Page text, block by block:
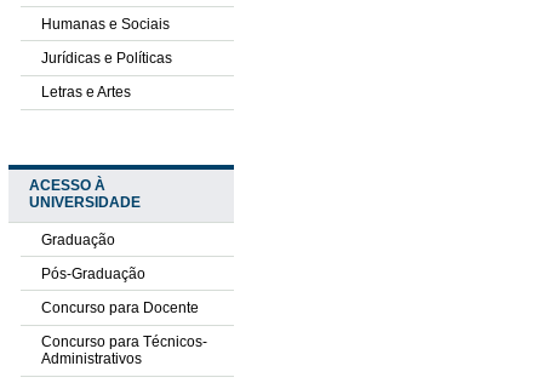
Humanas e Sociais
Jurídicas e Políticas
Letras e Artes
ACESSO À
UNIVERSIDADE
Graduação
Pós-Graduação
Concurso para Docente
Concurso para Técnicos-
Administrativos